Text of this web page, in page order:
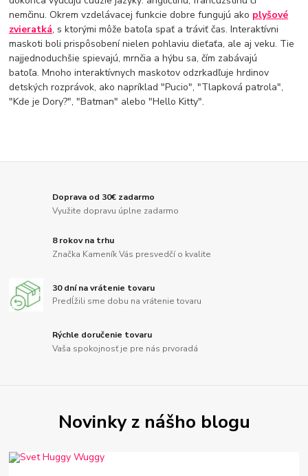
nemčinu. Okrem vzdelávacej funkcie dobre fungujú ako plyšové
zvieratká, s ktorými môže batoľa spať a tráviť čas. Interaktívni
maskoti boli prispôsobení nielen pohlaviu dieťaťa, ale aj veku. Tie
najjednoduchšie spievajú, mrnčia a hýbu sa, čím zabávajú
batoľa. Mnoho interaktívnych maskotov odzrkadľuje hrdinov
detských rozprávok, ako napríklad "Pucio", "Tlapková patrola",
"Kde je Dory?", "Batman" alebo "Hello Kitty".
Doprava od 30€ zadarmo
Využite dopravu úplne zadarmo
8 rokov na trhu
Značka Kameník Vás presvedčí o kvalite
30 dní na vrátenie tovaru
Predĺžili sme dobu na vrátenie tovaru
Rýchle doručenie tovaru
Vaša spokojnosť je pre nás prvoradá
Novinky z nášho blogu